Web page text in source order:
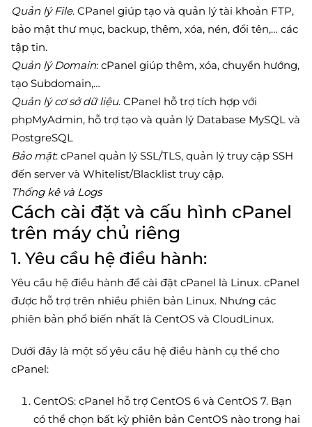
Quản lý File. CPanel giúp tạo và quản lý tài khoản FTP,
bảo mật thư mục, backup, thêm, xóa, nén, đổi tên,… các
tập tin.
Quản lý Domain: cPanel giúp thêm, xóa, chuyển hướng,
tạo Subdomain,…
Quản lý cơ sở dữ liệu. CPanel hỗ trợ tích hợp với
phpMyAdmin, hỗ trợ tạo và quản lý Database MySQL và
PostgreSQL
Bảo mật: cPanel quản lý SSL/TLS, quản lý truy cập SSH
đến server và Whitelist/Blacklist truy cập.
Thống kê và Logs
Cách cài đặt và cấu hình cPanel
trên máy chủ riêng
1. Yêu cầu hệ điều hành:
Yêu cầu hệ điều hành để cài đặt cPanel là Linux. cPanel
được hỗ trợ trên nhiều phiên bản Linux. Nhưng các
phiên bản phổ biến nhất là CentOS và CloudLinux.
Dưới đây là một số yêu cầu hệ điều hành cụ thể cho
cPanel:
CentOS: cPanel hỗ trợ CentOS 6 và CentOS 7. Bạn
có thể chọn bất kỳ phiên bản CentOS nào trong hai